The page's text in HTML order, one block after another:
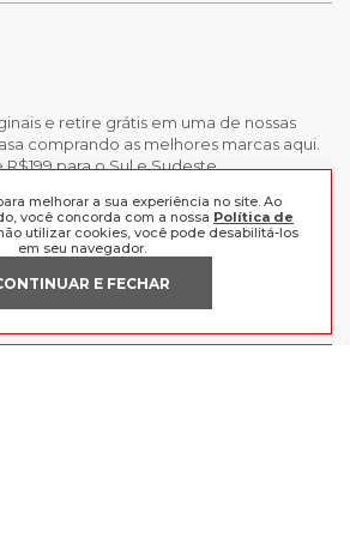
melhorar a sua experiência no site. Ao
você concorda com a nossa Política de
utilizar cookies, você pode desabilitá-los
em seu navegador.
E FECHAR
e retire grátis em uma de nossas
comprando as melhores marcas aqui.
para o Sul e Sudeste.